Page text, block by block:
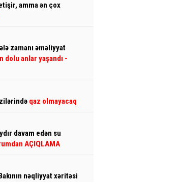
amma ən çox
zamanı əməliyyat
dolu anlar yaşandı -
qaz olmayacaq
davam edən su
AÇIQLAMA
nəqliyyat xəritəsi